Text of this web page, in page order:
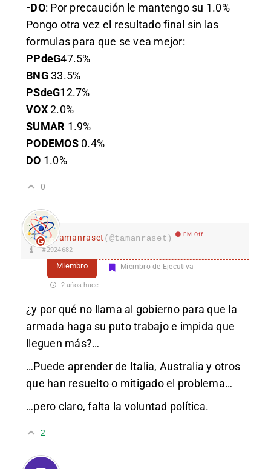
-DO: Por precaución le mantengo su 1.0%
Pongo otra vez el resultado final sin las
formulas para que se vea mejor:
PPdeG47.5%
BNG33.5%
PSdeG12.7%
VOX2.0%
SUMAR 1.9%
PODEMOS0.4%
DO 1.0%
0
Tamanraset (@tamanraset) EM Off
#2924682
Miembro Miembro de Ejecutiva
2 años hace
¿y por qué no llama al gobierno para que la
armada haga su puto trabajo e impida que
lleguen más?…
…Puede aprender de Italia, Australia y otros
que han resuelto o mitigado el problema…
…pero claro, falta la voluntad política.
2